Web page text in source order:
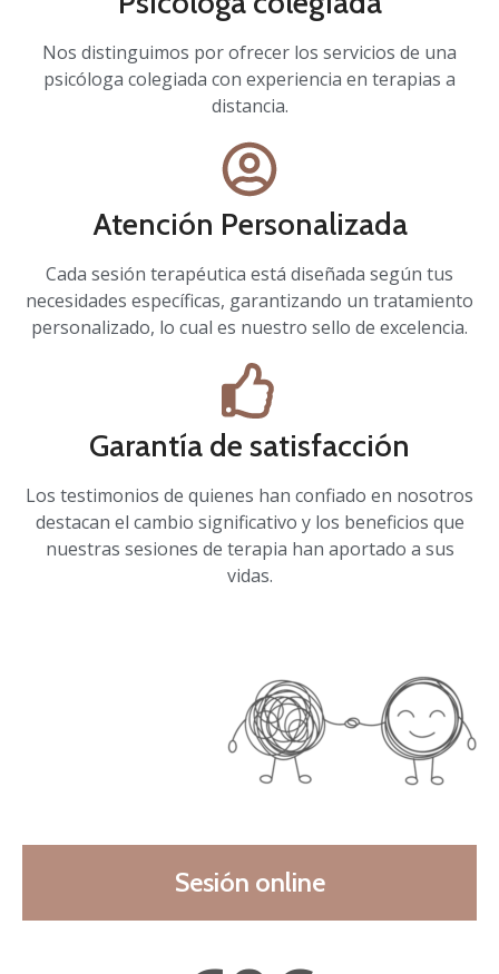
Nos distinguimos por ofrecer los servicios de una
psicóloga colegiada con experiencia en terapias a
distancia.
Atención Personalizada
Cada sesión terapéutica está diseñada según tus
necesidades específicas, garantizando un tratamiento
personalizado, lo cual es nuestro sello de excelencia.
Garantía de satisfacción
Los testimonios de quienes han confiado en nosotros
destacan el cambio significativo y los beneficios que
nuestras sesiones de terapia han aportado a sus
vidas.
Sesión online